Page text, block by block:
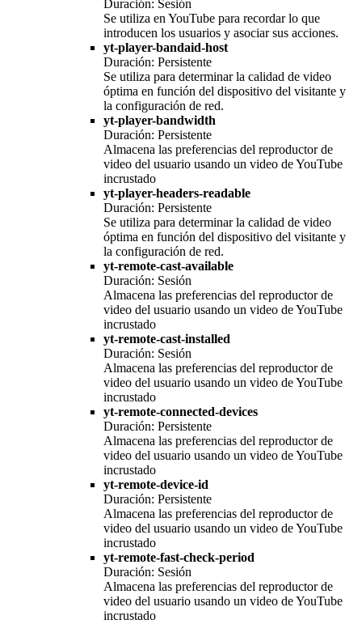
Duración: Sesión
Se utiliza en YouTube para recordar lo que
introducen los usuarios y asociar sus acciones.
yt-player-bandaid-host
Duración: Persistente
Se utiliza para determinar la calidad de video
óptima en función del dispositivo del visitante y
la configuración de red.
yt-player-bandwidth
Duración: Persistente
Almacena las preferencias del reproductor de
video del usuario usando un video de YouTube
incrustado
yt-player-headers-readable
Duración: Persistente
Se utiliza para determinar la calidad de video
óptima en función del dispositivo del visitante y
la configuración de red.
yt-remote-cast-available
Duración: Sesión
Almacena las preferencias del reproductor de
video del usuario usando un video de YouTube
incrustado
yt-remote-cast-installed
Duración: Sesión
Almacena las preferencias del reproductor de
video del usuario usando un video de YouTube
incrustado
yt-remote-connected-devices
Duración: Persistente
Almacena las preferencias del reproductor de
video del usuario usando un video de YouTube
incrustado
yt-remote-device-id
Duración: Persistente
Almacena las preferencias del reproductor de
video del usuario usando un video de YouTube
incrustado
yt-remote-fast-check-period
Duración: Sesión
Almacena las preferencias del reproductor de
video del usuario usando un video de YouTube
incrustado